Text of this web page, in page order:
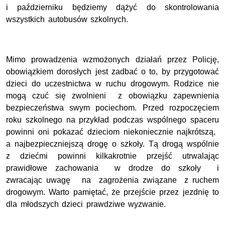
i październiku będziemy dążyć do skontrolowania
wszystkich autobusów szkolnych.
Mimo prowadzenia wzmożonych działań przez Policję,
obowiązkiem dorosłych jest zadbać o to, by przygotować
dzieci do uczestnictwa w ruchu drogowym. Rodzice nie
mogą czuć się zwolnieni z obowiązku zapewnienia
bezpieczeństwa swym pociechom. Przed rozpoczęciem
roku szkolnego na przykład podczas wspólnego spaceru
powinni oni pokazać dzieciom niekoniecznie najkrótszą,
a najbezpieczniejszą drogę o szkoły. Tą drogą wspólnie
z dziećmi powinni kilkakrotnie przejść utrwalając
prawidłowe zachowania w drodze do szkoły i
zwracając uwagę na zagrożenia związane z ruchem
drogowym. Warto pamiętać, że przejście przez jezdnię to
dla młodszych dzieci prawdziwe wyzwanie.